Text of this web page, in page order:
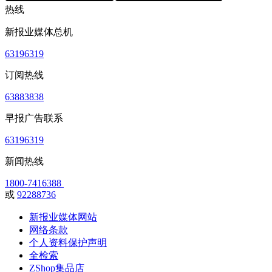
热线
新报业媒体总机
63196319
订阅热线
63883838
早报广告联系
63196319
新闻热线
1800-7416388
或 92288736
新报业媒体网站
网络条款
个人资料保护声明
全检索
ZShop集品店